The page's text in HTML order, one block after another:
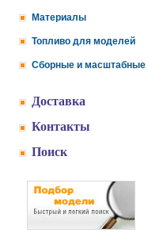
Материалы
Топливо для моделей
Сборные и масштабные
Доставка
Контакты
Поиск